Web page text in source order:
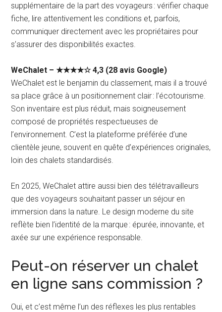
supplémentaire de la part des voyageurs : vérifier chaque
fiche, lire attentivement les conditions et, parfois,
communiquer directement avec les propriétaires pour
s’assurer des disponibilités exactes.
WeChalet – ★★★★☆ 4,3 (28 avis Google)
WeChalet est le benjamin du classement, mais il a trouvé
sa place grâce à un positionnement clair : l’écotourisme.
Son inventaire est plus réduit, mais soigneusement
composé de propriétés respectueuses de
l’environnement. C’est la plateforme préférée d’une
clientèle jeune, souvent en quête d’expériences originales,
loin des chalets standardisés.
En 2025, WeChalet attire aussi bien des télétravailleurs
que des voyageurs souhaitant passer un séjour en
immersion dans la nature. Le design moderne du site
reflète bien l’identité de la marque : épurée, innovante, et
axée sur une expérience responsable.
Peut-on réserver un chalet
en ligne sans commission ?
Oui, et c’est même l’un des réflexes les plus rentables